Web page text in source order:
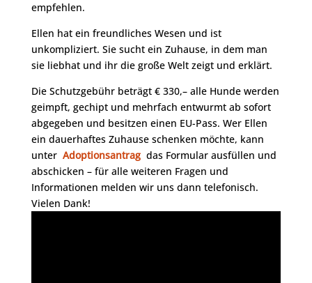
empfehlen.
Ellen hat ein freundliches Wesen und ist
unkompliziert. Sie sucht ein Zuhause, in dem man
sie liebhat und ihr die große Welt zeigt und erklärt.
Die Schutzgebühr beträgt € 330,– alle Hunde werden
geimpft, gechipt und mehrfach entwurmt ab sofort
abgegeben und besitzen einen EU-Pass. Wer Ellen
ein dauerhaftes Zuhause schenken möchte, kann
unter Adoptionsantragdas Formular ausfüllen und
abschicken – für alle weiteren Fragen und
Informationen melden wir uns dann telefonisch.
Vielen Dank!